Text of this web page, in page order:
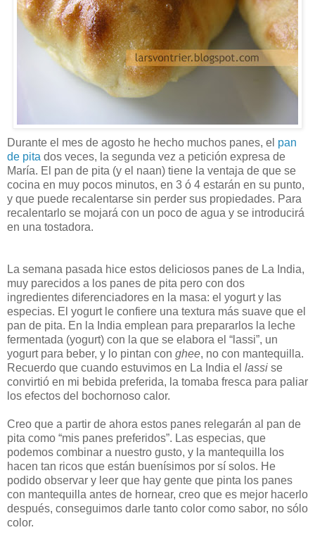
Durante el mes de agosto he hecho muchos panes, el pan
de pita dos veces, la segunda vez a petición expresa de
María. El pan de pita (y el naan) tiene la ventaja de que se
cocina en muy pocos minutos, en 3 ó 4 estarán en su punto,
y que puede recalentarse sin perder sus propiedades. Para
recalentarlo se mojará con un poco de agua y se introducirá
en una tostadora.
La semana pasada hice estos deliciosos panes de La India,
muy parecidos a los panes de pita pero con dos
ingredientes diferenciadores en la masa: el yogurt y las
especias. El yogurt le confiere una textura más suave que el
pan de pita. En la India emplean para prepararlos la leche
fermentada (yogurt) con la que se elabora el “lassi”, un
yogurt para beber, y lo pintan con ghee, no con mantequilla.
Recuerdo que cuando estuvimos en La India el lassi se
convirtió en mi bebida preferida, la tomaba fresca para paliar
los efectos del bochornoso calor.
Creo que a partir de ahora estos panes relegarán al pan de
pita como “mis panes preferidos”. Las especias, que
podemos combinar a nuestro gusto, y la mantequilla los
hacen tan ricos que están buenísimos por sí solos. He
podido observar y leer que hay gente que pinta los panes
con mantequilla antes de hornear, creo que es mejor hacerlo
después, conseguimos darle tanto color como sabor, no sólo
color.